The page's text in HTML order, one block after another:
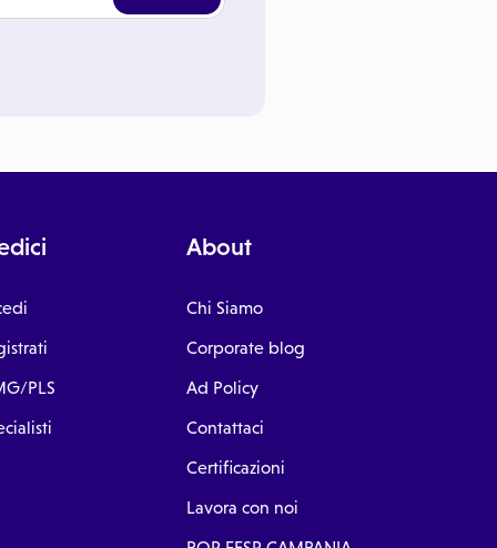
PLS
About
Chi Siamo
Corporate blog
Ad Policy
Contattaci
Certificazioni
Lavora con noi